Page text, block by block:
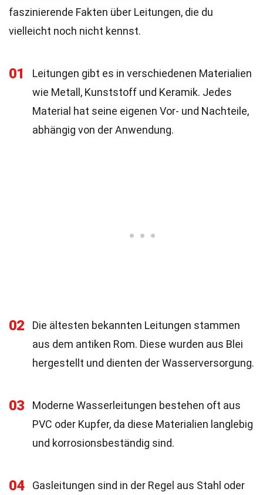
faszinierende Fakten über Leitungen, die du
vielleicht noch nicht kennst.
01
Leitungen gibt es in verschiedenen Materialien
wie Metall, Kunststoff und Keramik. Jedes
Material hat seine eigenen Vor- und Nachteile,
abhängig von der Anwendung.
02
Die ältesten bekannten Leitungen stammen
aus dem antiken Rom. Diese wurden aus Blei
hergestellt und dienten der Wasserversorgung.
03
Moderne Wasserleitungen bestehen oft aus
PVC oder Kupfer, da diese Materialien langlebig
und korrosionsbeständig sind.
04
Gasleitungen sind in der Regel aus Stahl oder